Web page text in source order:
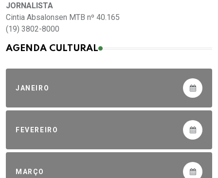
JORNALISTA
Cintia Absalonsen MTB nº 40.165
(19) 3802-8000
AGENDA CULTURAL
JANEIRO
FEVEREIRO
MARÇO